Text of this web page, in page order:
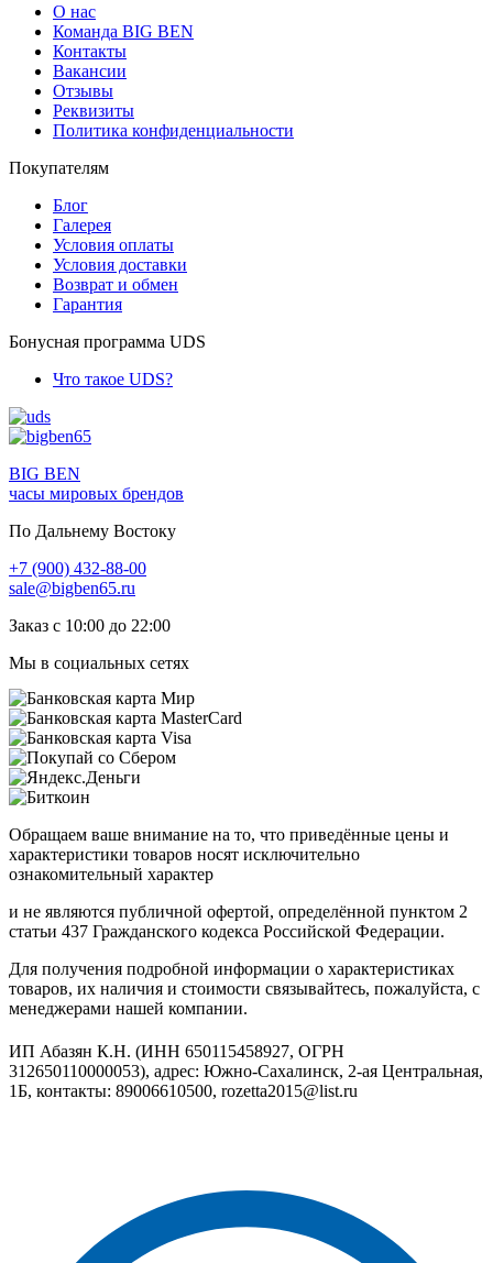
О нас
Команда BIG BEN
Контакты
Вакансии
Отзывы
Реквизиты
Политика конфиденциальности
Покупателям
Блог
Галерея
Условия оплаты
Условия доставки
Возврат и обмен
Гарантия
Бонусная программа UDS
Что такое UDS?
BIG BEN
часы мировых брендов
По Дальнему Востоку
+7 (900) 432-88-00
sale@bigben65.ru
Заказ с 10:00 до 22:00
Мы в социальных сетях
Обращаем ваше внимание на то, что приведённые цены и
характеристики товаров носят исключительно
ознакомительный характер
и не являются публичной офертой, определённой пунктом 2
статьи 437 Гражданского кодекса Российской Федерации.
Для получения подробной информации о характеристиках
товаров, их наличия и стоимости связывайтесь, пожалуйста, с
менеджерами нашей компании.
ИП Абазян К.Н. (ИНН 650115458927, ОГРН
312650110000053), адрес: Южно-Сахалинск, 2-ая Центральная,
1Б, контакты: 89006610500, rozetta2015@list.ru